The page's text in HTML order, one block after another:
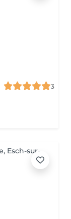
3